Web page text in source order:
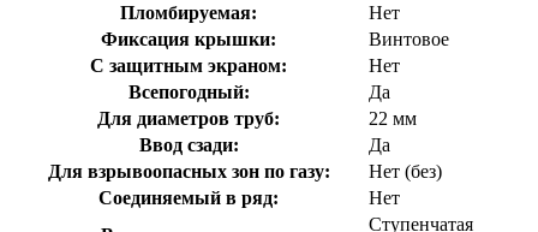
Пломбируемая:
Нет
Фиксация крышки:
Винтовое
С защитным экраном:
Нет
Всепогодный:
Да
Для диаметров труб:
22 мм
Ввод сзади:
Да
Для взрывоопасных зон по газу:
Нет (без)
Соединяемый в ряд:
Нет
Ступенчатая